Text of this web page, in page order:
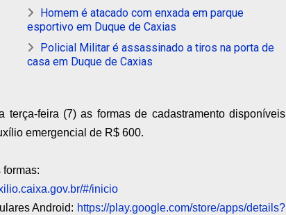
Homem é atacado com enxada em parque
esportivo em Duque de Caxias
Policial Militar é assassinado a tiros na porta de
casa em Duque de Caxias
feira (7) as formas de cadastramento disponíveis
emergencial de R$ 600.
#/inicio
Android: https://play.google.com/store/apps/details?